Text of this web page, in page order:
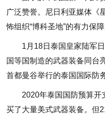
广泛赞誉。尼日利亚媒体《
怖组织“博科圣地”的有力保障
1月18日泰国皇家陆军
国等国制造的武器装备同台
首都曼谷举行的泰国国际防
2020年泰国国防预算开
买了大量美式武器装备。但